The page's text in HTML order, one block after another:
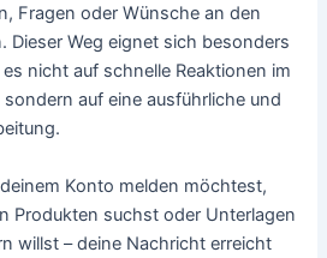
Fragen oder Wünsche an den
Dieser Weg eignet sich besonders
nicht auf schnelle Reaktionen im
auf eine ausführliche und
Konto melden möchtest,
Produkten suchst oder Unterlagen
willst – deine Nachricht erreicht